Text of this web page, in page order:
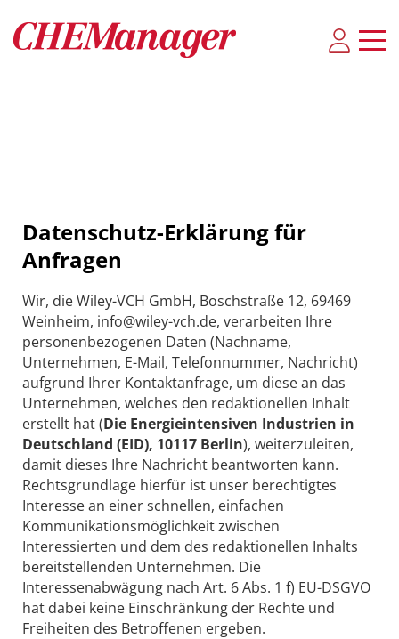
Datenschutz-Erklärung für
Anfragen
Wir, die Wiley-VCH GmbH, Boschstraße 12, 69469
Weinheim, info@wiley-vch.de, verarbeiten Ihre
personenbezogenen Daten (Nachname,
Unternehmen, E-Mail, Telefonnummer, Nachricht)
aufgrund Ihrer Kontaktanfrage, um diese an das
Unternehmen, welches den redaktionellen Inhalt
erstellt hat (Die Energieintensiven Industrien in
Deutschland (EID), 10117 Berlin), weiterzuleiten,
damit dieses Ihre Nachricht beantworten kann.
Rechtsgrundlage hierfür ist unser berechtigtes
Interesse an einer schnellen, einfachen
Kommunikationsmöglichkeit zwischen
Interessierten und dem des redaktionellen Inhalts
bereitstellenden Unternehmen. Die
Interessenabwägung nach Art. 6 Abs. 1 f) EU-DSGVO
hat dabei keine Einschränkung der Rechte und
Freiheiten des Betroffenen ergeben.